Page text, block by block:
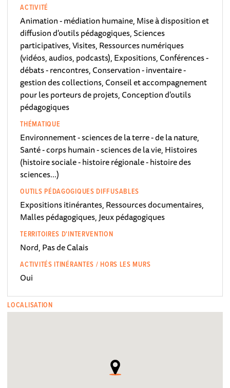
ACTIVITÉ
Animation - médiation humaine, Mise à disposition et
diffusion d'outils pédagogiques, Sciences
participatives, Visites, Ressources numériques
(vidéos, audios, podcasts), Expositions, Conférences -
débats - rencontres, Conservation - inventaire -
gestion des collections, Conseil et accompagnement
pour les porteurs de projets, Conception d'outils
pédagogiques
THÉMATIQUE
Environnement - sciences de la terre - de la nature,
Santé - corps humain - sciences de la vie, Histoires
(histoire sociale - histoire régionale - histoire des
sciences...)
OUTILS PÉDAGOGIQUES DIFFUSABLES
Expositions itinérantes, Ressources documentaires,
Malles pédagogiques, Jeux pédagogiques
TERRITOIRES D'INTERVENTION
Nord, Pas de Calais
ACTIVITÉS ITINÉRANTES / HORS LES MURS
Oui
LOCALISATION